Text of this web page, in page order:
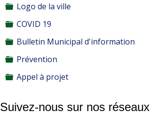
Dossier
Logo de la ville
Dossier
COVID 19
Dossier
Bulletin Municipal d'information
Dossier
Prévention
Dossier
Appel à projet
Suivez-nous sur nos réseaux